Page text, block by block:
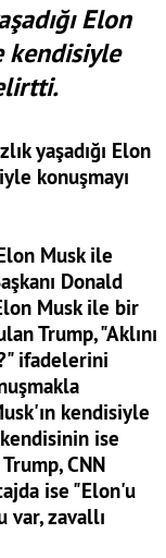
Elon
kendisiyle
yaşadığı Elon
konuşmayı
Musk ile
Donald
Musk ile bir
Trump, "Aklını
ifadelerini
kendisiyle
ise
CNN
ise "Elon'u
zavallı